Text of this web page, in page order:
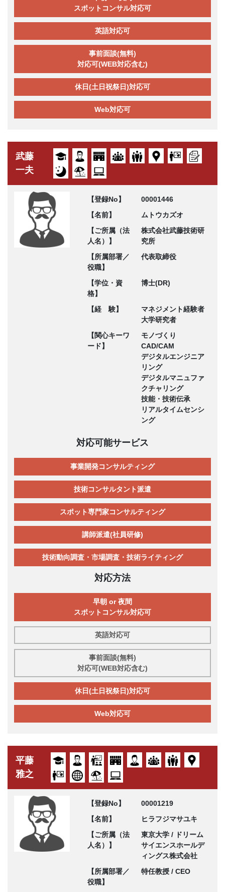
スポットコンサル対応可
英語対応可
事前面談(無料)
対応可(WEB対応含む)
休日(土日祝祭日)対応可
Web対応可
武藤
一夫
【登録No】
00001446
【名前】
ムトウカズオ
【ご所属（法
人名）】
株式会社武藤技術研
究所
【所属部署／
役職】
代表取締役
【学位・資
格】
博士(DR)
【経 験】
マネジメント経験者
大学研究者
【関心キーワ
ード】
モノづくり
CAD/CAM
デジタルエンジニア
リング
デジタルマニュファ
クチャリング
技能・技術伝承
リアルタイムセンシ
ング
対応可能サービス
事業開発コンサルティング
技術コンサルタント派遣
スポット専門家コンサルティング
講師派遣(社員研修)
技術動向調査・市場調査・技術ライティング
対応方法
早朝 or 夜間
スポットコンサル対応可
英語対応可
事前面談(無料)
対応可(WEB対応含む)
休日(土日祝祭日)対応可
Web対応可
平藤
雅之
【登録No】
00001219
【名前】
ヒラフジマサユキ
【ご所属（法
人名）】
東京大学 / ドリーム
サイエンスホールデ
ィングス株式会社
【所属部署／
役職】
特任教授 / CEO